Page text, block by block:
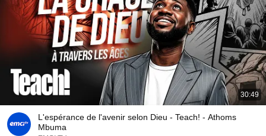
30:49
L'espérance de l'avenir selon Dieu - Teach! - Athoms
Mbuma